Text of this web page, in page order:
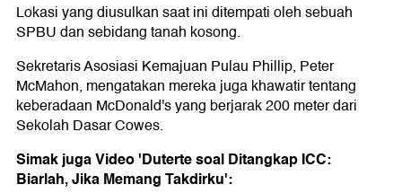
Lokasi yang diusulkan saat ini ditempati oleh sebuah
SPBU dan sebidang tanah kosong.
Sekretaris Asosiasi Kemajuan Pulau Phillip, Peter
McMahon, mengatakan mereka juga khawatir tentang
keberadaan McDonald's yang berjarak 200 meter dari
Sekolah Dasar Cowes.
Simak juga Video 'Duterte soal Ditangkap ICC:
Biarlah, Jika Memang Takdirku':